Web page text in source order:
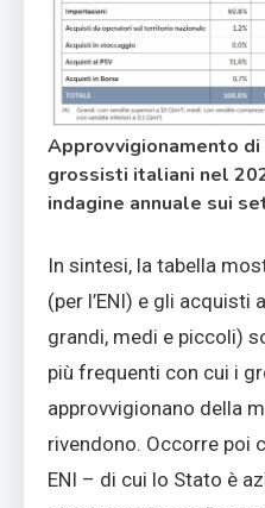
Approvvigionamento
grossisti italiani nel
indagine annuale sui
In sintesi, la tabella
(per l’ENI) e gli acquisti
grandi, medi e piccoli)
più frequenti con cui i
approvvigionano della
rivendono. Occorre poi
ENI – di cui lo Stato è